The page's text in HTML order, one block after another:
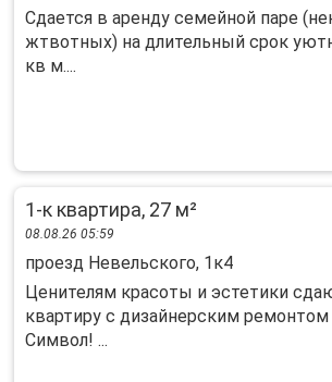
Сдается в аренду семейной паре
жтвотных) на длительный срок
кв м....
1-к квартира, 27 м²
08.08.26 05:59
проезд Невельского, 1к4
Ценителям красоты и эстетики
квартиру с дизайнерским
Символ! ...